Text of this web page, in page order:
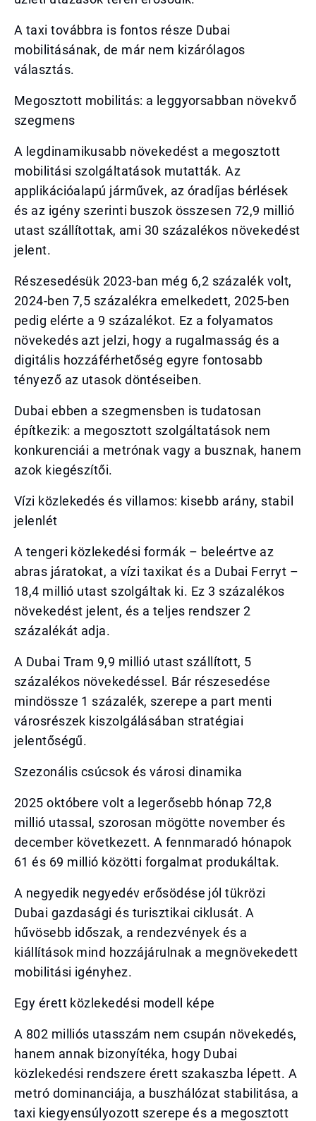
A taxi továbbra is fontos része Dubai
mobilitásának, de már nem kizárólagos
választás.
Megosztott mobilitás: a leggyorsabban növekvő
szegmens
A legdinamikusabb növekedést a megosztott
mobilitási szolgáltatások mutatták. Az
applikációalapú járművek, az óradíjas bérlések
és az igény szerinti buszok összesen 72,9 millió
utast szállítottak, ami 30 százalékos növekedést
jelent.
Részesedésük 2023-ban még 6,2 százalék volt,
2024-ben 7,5 százalékra emelkedett, 2025-ben
pedig elérte a 9 százalékot. Ez a folyamatos
növekedés azt jelzi, hogy a rugalmasság és a
digitális hozzáférhetőség egyre fontosabb
tényező az utasok döntéseiben.
Dubai ebben a szegmensben is tudatosan
építkezik: a megosztott szolgáltatások nem
konkurenciái a metrónak vagy a busznak, hanem
azok kiegészítői.
Vízi közlekedés és villamos: kisebb arány, stabil
jelenlét
A tengeri közlekedési formák – beleértve az
abras járatokat, a vízi taxikat és a Dubai Ferryt –
18,4 millió utast szolgáltak ki. Ez 3 százalékos
növekedést jelent, és a teljes rendszer 2
százalékát adja.
A Dubai Tram 9,9 millió utast szállított, 5
százalékos növekedéssel. Bár részesedése
mindössze 1 százalék, szerepe a part menti
városrészek kiszolgálásában stratégiai
jelentőségű.
Szezonális csúcsok és városi dinamika
2025 októbere volt a legerősebb hónap 72,8
millió utassal, szorosan mögötte november és
december következett. A fennmaradó hónapok
61 és 69 millió közötti forgalmat produkáltak.
A negyedik negyedév erősödése jól tükrözi
Dubai gazdasági és turisztikai ciklusát. A
hűvösebb időszak, a rendezvények és a
kiállítások mind hozzájárulnak a megnövekedett
mobilitási igényhez.
Egy érett közlekedési modell képe
A 802 milliós utasszám nem csupán növekedés,
hanem annak bizonyítéka, hogy Dubai
közlekedési rendszere érett szakaszba lépett. A
metró dominanciája, a buszhálózat stabilitása, a
taxi kiegyensúlyozott szerepe és a megosztott